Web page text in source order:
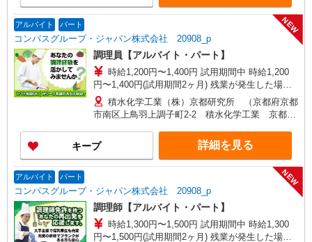
アルバイト パート
コンパスグループ・ジャパン株式会社 20908_p
NEW
調理員【アルバイト・パート】
時給1,200円〜1,400円 試用期間中 時給1,200
円〜1,400円(試用期間2ヶ月) 残業が発生した場
合、残業代を1分単位で別途支給します。
積水化学工業（株）京都研究所 （京都府京都
市南区上鳥羽上調子町2-2 積水化学工業 京都研
キープ 詳細を見る
アルバイト パート
コンパスグループ・ジャパン株式会社 20908_p
NEW
調理師【アルバイト・パート】
時給1,300円〜1,500円 試用期間中 時給1,300
円〜1,500円(試用期間2ヶ月) 残業が発生した場